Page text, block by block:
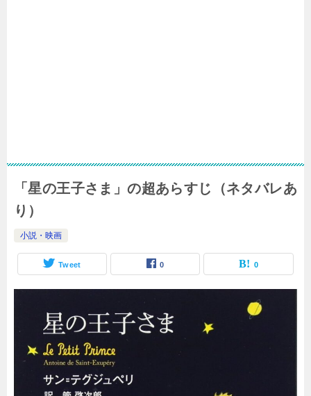
「星の王子さま」の超あらすじ（ネタバレあ
り）
小説・映画
Tweet 0 0